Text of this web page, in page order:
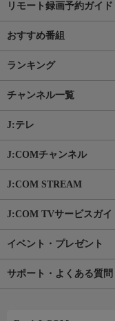
リモート録画予約ガイド
おすすめ番組
ランキング
チャンネル一覧
J:テレ
J:COMチャンネル
J:COM STREAM
J:COM TVサービスガイ
イベント・プレゼント
サポート・よくある質問